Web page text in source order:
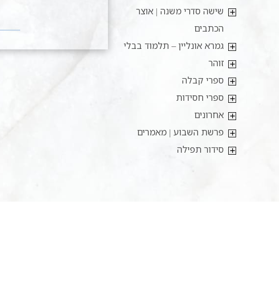
שישה סדרי משנה | אוצר
הכתבים
גמרא אונליין – תלמוד בבלי
זוהר
ספרי קבלה
ספרי חסידות
אחרונים
פרשת השבוע | מאמרים
סידור תפילה